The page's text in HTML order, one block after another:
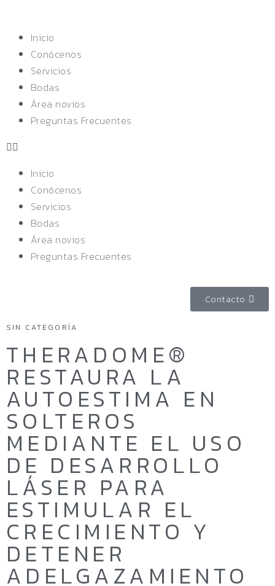
Inicio
Conócenos
Servicios
Bodas
Área novios
Preguntas Frecuentes
Inicio
Conócenos
Servicios
Bodas
Área novios
Preguntas Frecuentes
Contacto
SIN CATEGORÍA
THERADOME®
RESTAURA LA
AUTOESTIMA EN
SOLTEROS
MEDIANTE EL USO
DE DESARROLLO
LÁSER PARA
ESTIMULAR EL
CRECIMIENTO Y
DETENER
ADELGAZAMIENTO